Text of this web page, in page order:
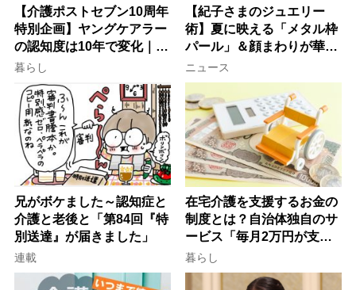
【介護ポストセブン10周年
特別企画】ヤングケアラー
の認知度は10年で変化｜流
行語大賞にノミネート、法
律にも明記されたが果たし
て現在は？
暮らし
【紀子さまのジュエリー
術】夏に映える「メタル枠
パール」＆顔まわりが華や
ぐ「揺れる一粒」の使い分
け方
ニュース
兄がボケました～認知症と
介護と老後と「第84回『特
別送達』が届きました」
連載
在宅介護を支援するお金の
制度とは？自治体独自のサ
ービス「毎月2万円が支給
される」ケースも【FP解
説】
暮らし